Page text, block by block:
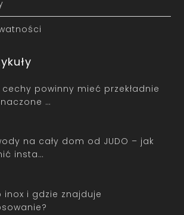
cechy powinny mieć przekładnie
…
na cały dom od JUDO – jak
insta…
inox i gdzie znajduje